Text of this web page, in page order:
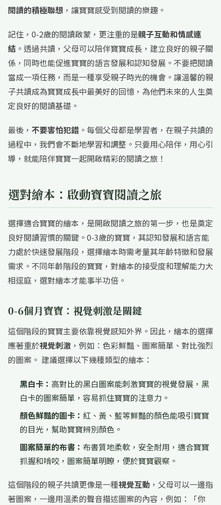
閱讀的積極聯想 ，讓寶寶感受到閱讀的樂趣。
記住，0-2歲的閱讀啟蒙，更注重的是親子互動和情感連
結 。透過共讀，父母可以陪伴寶寶成長，建立良好的親子關
係，同時也能促進寶寶的語言發展和認知發展。不要把閱讀
當成一項任務，而是一種享受親子時光的機會。讓溫馨的親
子共讀成為寶寶成長中最美好的回憶，為他們未來的人生奠
定良好的閱讀基礎。
最後， 不要害怕犯錯 。每個父母都是學習者，在親子共讀的
過程中，我們會不斷地學習和調整。只要用心陪伴，用心引
導，就能陪伴寶寶一起開啟精彩的閱讀之旅！
選對繪本：啟動寶寶閱讀之旅
選擇適合寶寶的繪本，是開啟閱讀之旅的第一步，也是奠定
良好閱讀習慣的關鍵。0-3歲的寶寶，其認知發展和語言能
力處於快速發展階段，選擇繪本時需考量其年齡特徵和發展
需求。不同年齡階段的寶寶，對繪本的接受度和理解能力大
相逕庭，選對繪本才能事半功倍。
0-6個月寶寶：視覺刺激是關鍵
這個階段的寶寶主要依靠視覺感知外界。因此，繪本的選擇
應著重於視覺刺激 ，例如：色彩鮮豔、圖案簡單、對比強烈
的圖案。 建議選擇以下幾種類型的繪本：
黑白卡： 高對比的黑白圖案能刺激寶寶的視覺發展，黑
白卡的圖案簡單，容易抓住寶寶的注意力。
顏色鮮豔的圖卡： 紅、黃、藍等鮮豔的顏色能吸引寶寶
的目光，幫助寶寶辨別顏色。
圖案簡單的布書： 布書質地柔軟，安全耐用，適合寶寶
抓握和啃咬，圖案簡單明瞭，便於寶寶觀察。
這個階段的親子共讀更像是一種視覺互動 ，父母可以一邊指
著圖案，一邊用溫柔的聲音描述圖案的內容，例如：「你